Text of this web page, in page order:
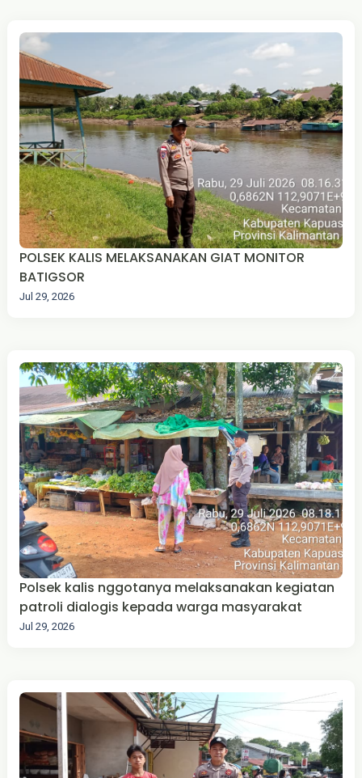
POLSEK KALIS MELAKSANAKAN GIAT MONITOR
BATIGSOR
Jul 29, 2026
Polsek kalis nggotanya melaksanakan kegiatan
patroli dialogis kepada warga masyarakat
Jul 29, 2026